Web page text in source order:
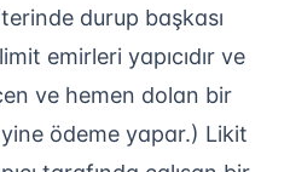
durup başkası
emirleri yapıcıdır ve
ve hemen dolan bir
yine ödeme yapar.) Likit